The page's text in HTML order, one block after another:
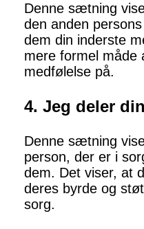
Denne sætning
den anden
dem din inderste
mere formel måde
medfølelse på.
4. Jeg deler
Denne sætning
person, der er i
dem. Det viser, at
deres byrde og
sorg.